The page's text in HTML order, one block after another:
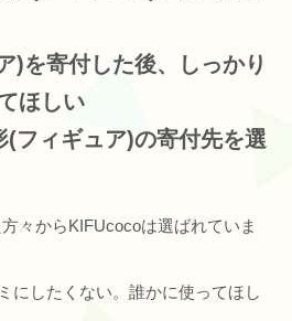
)を寄付した後、しっかり
ほしい
(フィギュア)の寄付先を選
々からKIFUcocoは選ばれていま
にしたくない。誰かに使ってほし